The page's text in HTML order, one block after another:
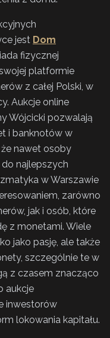
jest Dom
fizycznej
platformie
z całej Polski, w
Aukcje online
Wójcicki pozwalają
i banknotów w
nawet osoby
najlepszych
w Warszawie
zarówno
jak i osób, które
z monetami. Wiele
jako pasję, ale także
szczególnie te w
z czasem znacząco
aukcje
inwestorów
lokowania kapitału.